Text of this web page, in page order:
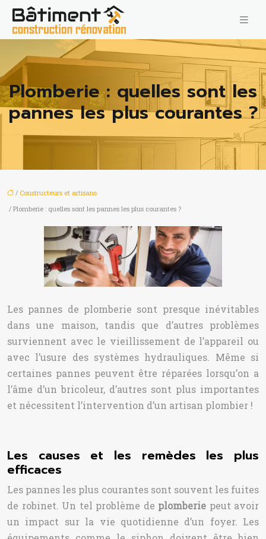
Plomberie : quelles sont les
pannes les plus courantes ?
/ Constructeurs et artisans
/ Plomberie : quelles sont les pannes les plus courantes ?
Les pannes de plomberie sont presque inévitables
dans une maison, tandis que d’autres problèmes
surviennent avec le vieillissement de l’appareil ou
avec l’usure des systèmes hydrauliques. Même si
certaines pannes peuvent être réparées lorsqu’on a
l’âme d’un bricoleur, d’autres sont plus importantes
et nécessitent l’intervention d’un artisan plombier !
Les causes et les remèdes les plus
efficaces
Les pannes les plus courantes sont souvent les fuites
de robinet. Un tel problème de plomberie peut avoir
un impact sur la vie quotidienne d’un foyer. Les